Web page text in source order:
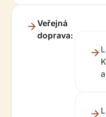
Veřejná
doprava: